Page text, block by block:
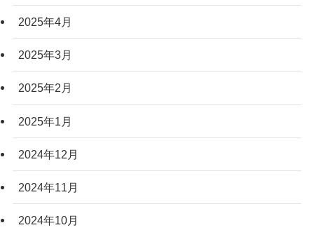
2025年4月
2025年3月
2025年2月
2025年1月
2024年12月
2024年11月
2024年10月